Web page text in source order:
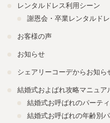
レンタルドレス利用シーン
謝恩会・卒業レンタルド
お客様の声
お知らせ
シェアリーコーデからお知ら
結婚式およばれ攻略マニュア
結婚式お呼ばれのパーテ
結婚式お呼ばれの年齢別